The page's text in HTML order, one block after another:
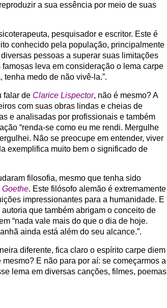
a sua essência por meio de suas
pesquisador e escritor. Este é
conhecido pela população, principalmente
pessoas a superar suas limitações
leva em consideração o lema carpe
tenha medo de não vivê-la.”.
falar de Clarice Lispector, não é mesmo? A
com suas obras lindas e cheias de
e analisadas por profissionais e também
“renda-se como eu me rendi. Mergulhe
Não se preocupe em entender, viver
exemplifica muito bem o significado de
filosofia, mesmo que tenha sido
Goethe. Este filósofo alemão é extremamente
impressionantes para a humanidade. E
que também abrigam o conceito de
“nada vale mais do que o dia de hoje.
ainda está além do seu alcance.”.
diferente, fica claro o espírito carpe diem
E não para por aí: se começarmos a
lema em diversas canções, filmes, poemas